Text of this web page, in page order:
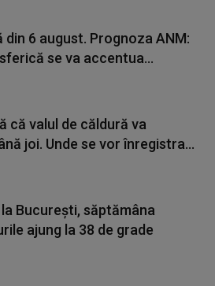
din 6 august. Prognoza ANM:
se va accentua...
că valul de căldură va
joi. Unde se vor înregistra...
Bucureşti, săptămâna
ajung la 38 de grade